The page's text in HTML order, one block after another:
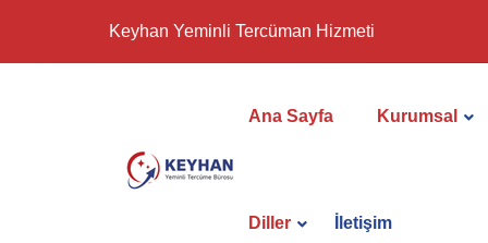
Keyhan Yeminli Tercüman Hizmeti
Ana Sayfa Kurumsal
Diller İletişim